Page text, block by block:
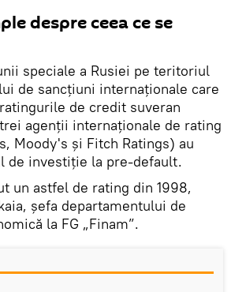
despre ceea ce se
speciale a Rusiei pe teritoriul
de sancțiuni internaționale care
de credit suveran
agenții internaționale de rating
Moody's și Fitch Ratings) au
de investiție la pre-default.
un astfel de rating din 1998,
șefa departamentului de
la FG „Finam”.